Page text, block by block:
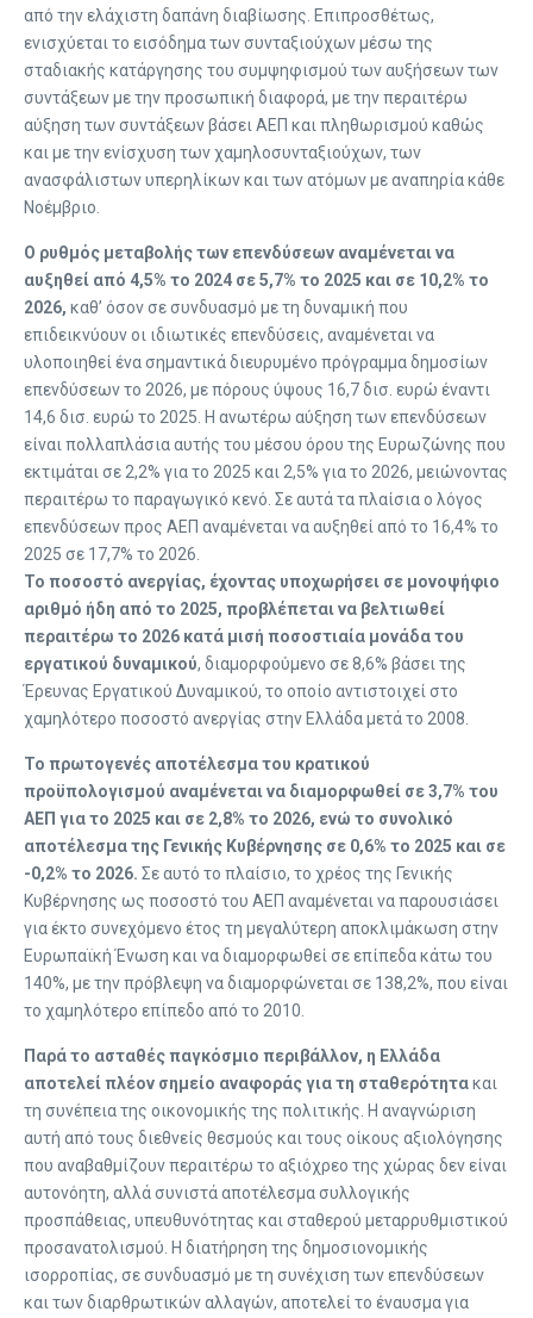
από την ελάχιστη δαπάνη διαβίωσης. Επιπροσθέτως,
ενισχύεται το εισόδημα των συνταξιούχων μέσω της
σταδιακής κατάργησης του συμψηφισμού των αυξήσεων των
συντάξεων με την προσωπική διαφορά, με την περαιτέρω
αύξηση των συντάξεων βάσει ΑΕΠ και πληθωρισμού καθώς
και με την ενίσχυση των χαμηλοσυνταξιούχων, των
ανασφάλιστων υπερηλίκων και των ατόμων με αναπηρία κάθε
Νοέμβριο.
Ο ρυθμός μεταβολής των επενδύσεων αναμένεται να
αυξηθεί από 4,5% το 2024 σε5,7% το 2025 και σε 10,2% το
2026, καθ’ όσον σε συνδυασμό με τη δυναμική που
επιδεικνύουν οι ιδιωτικές επενδύσεις, αναμένεται να
υλοποιηθεί ένα σημαντικά διευρυμένο πρόγραμμα δημοσίων
επενδύσεων το 2026, με πόρους ύψους 16,7 δισ. ευρώ έναντι
14,6 δισ. ευρώ το 2025. Η ανωτέρω αύξηση των επενδύσεων
είναι πολλαπλάσια αυτής του μέσου όρου της Ευρωζώνης που
εκτιμάται σε 2,2% για το 2025 και 2,5% για το 2026, μειώνοντας
περαιτέρω το παραγωγικό κενό. Σε αυτά τα πλαίσια ο λόγος
επενδύσεων προς ΑΕΠ αναμένεται να αυξηθεί από το 16,4% το
2025 σε 17,7% το 2026.
Το ποσοστό ανεργίας, έχοντας υποχωρήσει σε μονοψήφιο
αριθμό ήδη από το 2025, προβλέπεται να βελτιωθεί
περαιτέρω το 2026 κατά μισή ποσοστιαία μονάδα του
εργατικού δυναμικού, διαμορφούμενο σε 8,6% βάσει της
Έρευνας Εργατικού Δυναμικού, το οποίο αντιστοιχεί στο
χαμηλότερο ποσοστό ανεργίας στην Ελλάδα μετά το 2008.
Το πρωτογενές αποτέλεσμα του κρατικού
προϋπολογισμού αναμένεται να διαμορφωθεί σε 3,7% του
ΑΕΠ για το 2025 και σε 2,8% το 2026, ενώ το συνολικό
αποτέλεσμα της Γενικής Κυβέρνησης σε 0,6% το 2025 και σε
-0,2% το 2026. Σε αυτό το πλαίσιο, το χρέος της Γενικής
Κυβέρνησης ως ποσοστό του ΑΕΠ αναμένεται να παρουσιάσει
για έκτο συνεχόμενο έτος τη μεγαλύτερη αποκλιμάκωση στην
Ευρωπαϊκή Ένωση και να διαμορφωθεί σε επίπεδα κάτω του
140%, με την πρόβλεψη να διαμορφώνεται σε 138,2%, που είναι
το χαμηλότερο επίπεδο από το 2010.
Παρά το ασταθές παγκόσμιο περιβάλλον, η Ελλάδα
αποτελεί πλέον σημείο αναφοράς για τη σταθερότητακαι
τη συνέπεια της οικονομικής της πολιτικής. Η αναγνώριση
αυτή από τους διεθνείς θεσμούς και τους οίκους αξιολόγησης
που αναβαθμίζουν περαιτέρω το αξιόχρεο της χώρας δεν είναι
αυτονόητη, αλλά συνιστά αποτέλεσμα συλλογικής
προσπάθειας, υπευθυνότητας και σταθερού μεταρρυθμιστικού
προσανατολισμού. Η διατήρηση της δημοσιονομικής
ισορροπίας, σε συνδυασμό με τη συνέχιση των επενδύσεων
και των διαρθρωτικών αλλαγών, αποτελεί το έναυσμα για